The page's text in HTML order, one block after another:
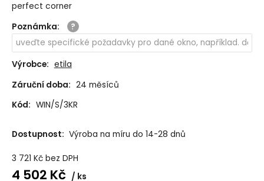
perfect corner
Poznámka:
Výrobce: etila
Záruční doba: 24 měsíců
Kód: WIN/S/3KR
Dostupnost: Výroba na míru do 14-28 dnů
3 721 Kč bez DPH
4 502 Kč
ks